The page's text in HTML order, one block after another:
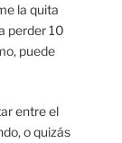
la quita
perder 10
puede
entre el
o quizás